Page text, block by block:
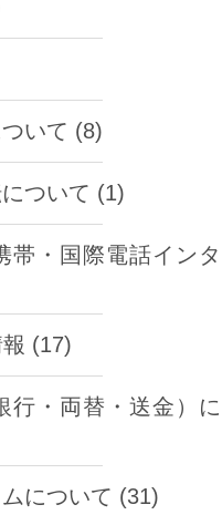
いて (8)
ついて (1)
帯・国際電話イン
(17)
行・両替・送金）
について (31)